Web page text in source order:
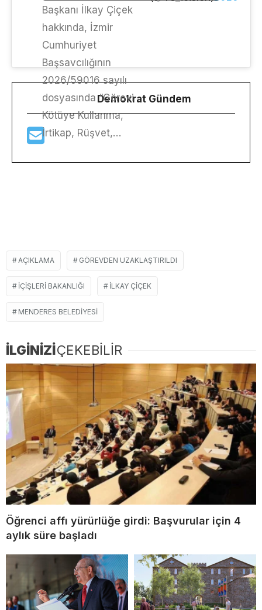
Başkanı İlkay Çiçek
hakkında, İzmir
Cumhuriyet
Başsavcılığının
2026/59016 sayılı
dosyasında “Görevi
Kötüye Kullanma,
İrtikap, Rüşvet,…
Demokrat Gündem
AÇIKLAMA GÖREVDEN UZAKLAŞTIRILDI
IÇIŞLERI BAKANLIĞI ILKAY ÇIÇEK
MENDERES BELEDIYESI
İLGİNİZİÇEKEBİLİR
Öğrenci affı yürürlüğe girdi: Başvurular için 4
aylık süre başladı